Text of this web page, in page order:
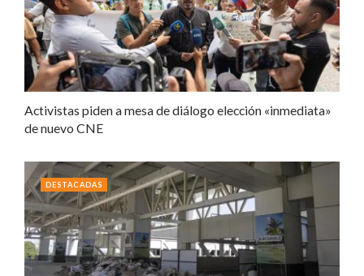
Activistas piden a mesa de diálogo elección «inmediata»
de nuevo CNE
DESTACADAS